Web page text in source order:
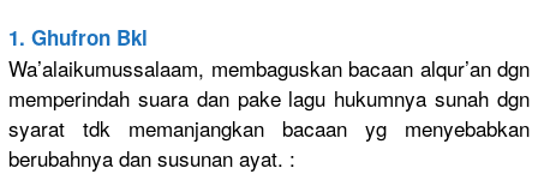
1. Ghufron Bkl
Wa’alaikumussalaam, membaguskan bacaan alqur’an dgn
memperindah suara dan pake lagu hukumnya sunah dgn
syarat tdk memanjangkan bacaan yg menyebabkan
berubahnya dan susunan ayat. :